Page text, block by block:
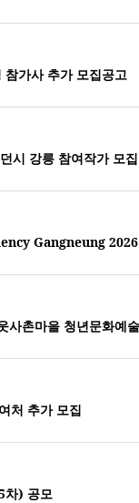
가사 추가 모집공고
시 강릉 참여작가 모집
Gangneung 2026
사촌마을 청년문화예
처 추가 모집
차) 공모